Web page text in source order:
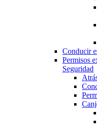
Conducir
Permisos
Seguridad